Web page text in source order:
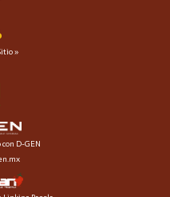
»
con D-GEN